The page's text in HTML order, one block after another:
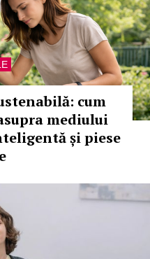
cum
mediului
și piese